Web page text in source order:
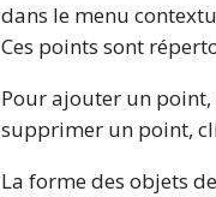
dans le menu
Ces points sont
Pour ajouter un
supprimer un point,
La forme des objets